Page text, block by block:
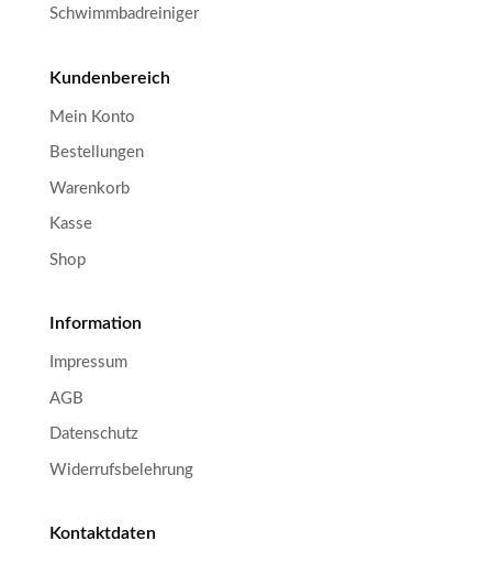
Schwimmbadreiniger
Kundenbereich
Mein Konto
Bestellungen
Warenkorb
Kasse
Shop
Information
Impressum
AGB
Datenschutz
Widerrufsbelehrung
Kontaktdaten